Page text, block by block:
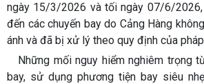
ngày 15/3/2026 và tối ngày 07/6/
đến các chuyến bay do Cảng Hàng
ánh và đã bị xử lý theo quy định của
Những mối nguy hiểm nghiêm trọng
bay, sử dụng phương tiện bay siêu